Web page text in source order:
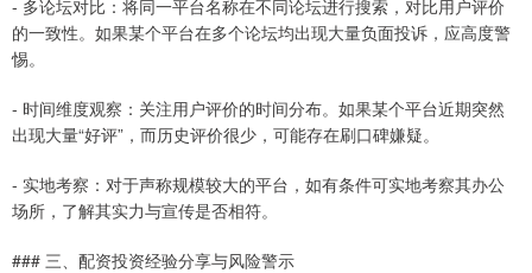
- 多论坛对比：将同一平台名称在不同论坛进行搜索，对比用户评价
的一致性。如果某个平台在多个论坛均出现大量负面投诉，应高度警
惕。
- 时间维度观察：关注用户评价的时间分布。如果某个平台近期突然
出现大量“好评”，而历史评价很少，可能存在刷口碑嫌疑。
- 实地考察：对于声称规模较大的平台，如有条件可实地考察其办公
场所，了解其实力与宣传是否相符。
### 三、配资投资经验分享与风险警示